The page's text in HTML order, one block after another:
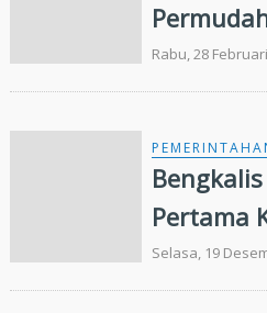
Dalam
Rabu, 28
Pertama
Selasa, 19